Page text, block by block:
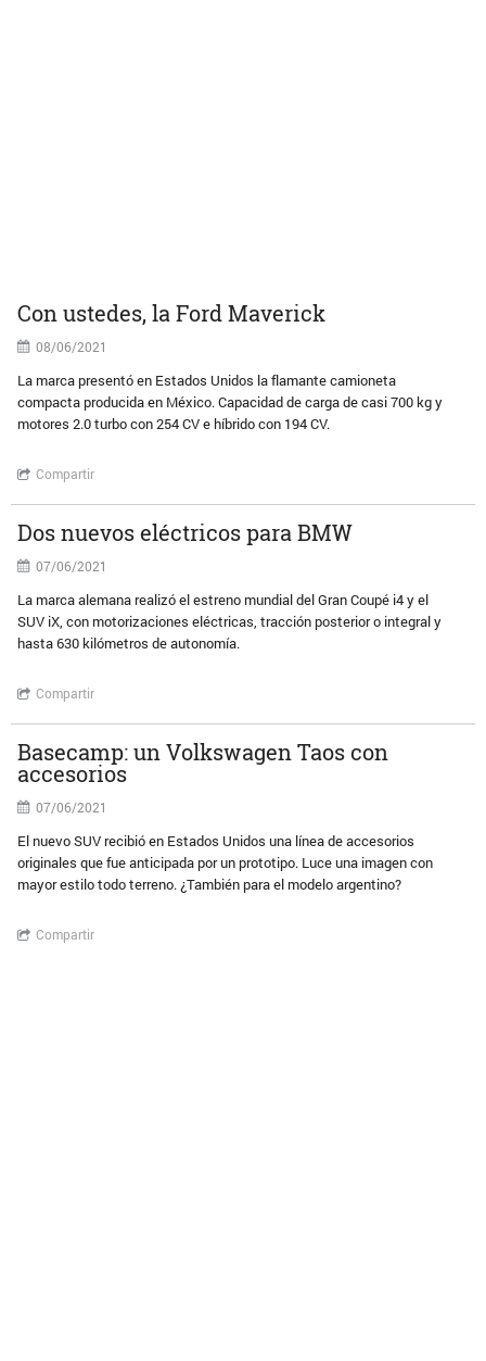
Con ustedes, la Ford Maverick
08/06/2021
La marca presentó en Estados Unidos la flamante camioneta
compacta producida en México. Capacidad de carga de casi 700 kg y
motores 2.0 turbo con 254 CV e híbrido con 194 CV.
Compartir
Dos nuevos eléctricos para BMW
07/06/2021
La marca alemana realizó el estreno mundial del Gran Coupé i4 y el
SUV iX, con motorizaciones eléctricas, tracción posterior o integral y
hasta 630 kilómetros de autonomía.
Compartir
Basecamp: un Volkswagen Taos con
accesorios
07/06/2021
El nuevo SUV recibió en Estados Unidos una línea de accesorios
originales que fue anticipada por un prototipo. Luce una imagen con
mayor estilo todo terreno. ¿También para el modelo argentino?
Compartir